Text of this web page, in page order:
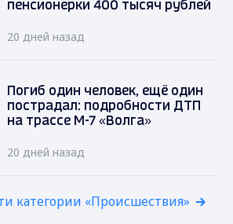
пенсионерки 400 тысяч рублей
20 дней назад
Погиб один человек, ещё один
пострадал: подробности ДТП
на трассе М-7 «Волга»
20 дней назад
категории «Происшествия»